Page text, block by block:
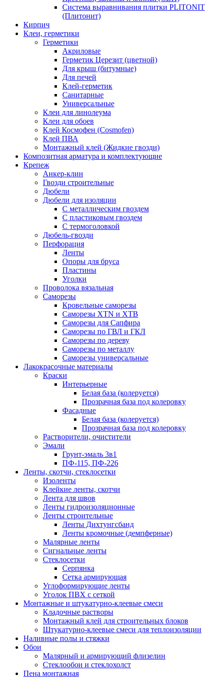
Система выравнивания плитки PLITONIT
(Плитонит)
Кирпич
Клеи, герметики
Герметики
Акриловые
Герметик Церезит (цветной)
Для крыш (битумные)
Для печей
Клей-герметик
Санитарные
Универсальные
Клеи для линолеума
Клеи для обоев
Клей Космофен (Cosmofen)
Клей ПВА
Монтажный клей (Жидкие гвозди)
Композитная арматура и комплектующие
Крепеж
Анкер-клин
Гвозди строительные
Дюбели
Дюбели для изоляции
С металлическим гвоздем
С пластиковым гвоздем
С термоголовкой
Дюбель-гвозди
Перфорация
Ленты
Опоры для бруса
Пластины
Уголки
Проволока вязальная
Саморезы
Кровельные саморезы
Саморезы XTN и ХTB
Саморезы для Сапфира
Саморезы по ГВЛ и ГКЛ
Саморезы по дереву
Саморезы по металлу
Саморезы универсальные
Лакокрасочные материалы
Краски
Интерьерные
Белая база (колеруется)
Прозрачная база под колеровку
Фасадные
Белая база (колеруется)
Прозрачная база под колеровку
Растворители, очистители
Эмали
Грунт-эмаль 3в1
ПФ-115, ПФ-226
Ленты, скотчи, стеклосетки
Изоленты
Клейкие ленты, скотчи
Лента для швов
Ленты гидроизоляционные
Ленты строительные
Ленты Дихтунгсбанд
Ленты кромочные (демпферные)
Малярные ленты
Сигнальные ленты
Стеклосетки
Серпянка
Сетка армирующая
Углоформирующие ленты
Уголок ПВХ с сеткой
Монтажные и штукатурно-клеевые смеси
Кладочные растворы
Монтажный клей для строительных блоков
Штукатурно-клеевые смеси для теплоизоляции
Наливные полы и стяжки
Обои
Малярный и армирующий флизелин
Стеклообои и стеклохолст
Пена монтажная